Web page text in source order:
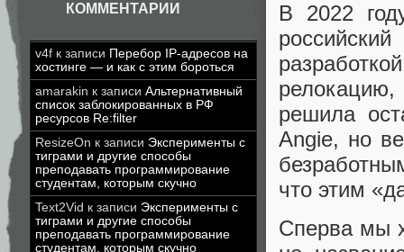
КОММЕНТАРИИ
v4f к записи Перебор IP-адресов на
хостинге — и как с этим бороться
amarakin к записи Альтернативный
список заблокированных в РФ
ресурсов Re:filter
ResizeOn к записи Эксперименты с
тиграми и другие способы
преподавать программирование
студентам, которым скучно
Text2Vid к записи Эксперименты с
тиграми и другие способы
преподавать программирование
студентам, которым скучно
В 2022
релокацию,
решила
Angie, но
что этим
Сперва мы